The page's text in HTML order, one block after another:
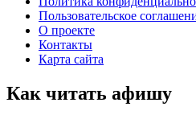
Пользовательское
О проекте
Контакты
Карта сайта
Как читать афишу